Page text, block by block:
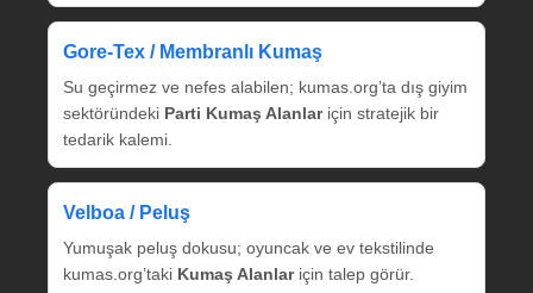
Gore‑Tex / Membranlı Kumaş
Su geçirmez ve nefes alabilen; kumas.org’ta dış giyim
sektöründeki Parti Kumaş Alanlariçin stratejik bir
tedarik kalemi.
Velboa / Peluş
Yumuşak peluş dokusu; oyuncak ve ev tekstilinde
kumas.org’taki Kumaş Alanlariçin talep görür.